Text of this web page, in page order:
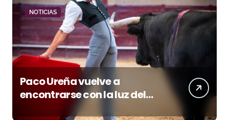
NOTICIAS
Paco Ureña vuelve a
encontrarse con la luz del